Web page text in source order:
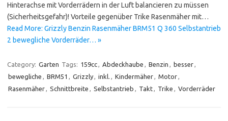
Hinterachse mit Vorderrädern in der Luft balancieren zu müssen
(Sicherheitsgefahr)! Vorteile gegenüber Trike Rasenmäher mit…
Read More: Grizzly Benzin Rasenmäher BRM51 Q 360 Selbstantrieb
2 bewegliche Vorderräder… »
Category: Garten Tags: 159cc, Abdeckhaube , Benzin , besser,
bewegliche , BRM51 , Grizzly, inkl. , Kindermäher, Motor,
Rasenmäher, Schnittbreite , Selbstantrieb , Takt, Trike , Vorderräder